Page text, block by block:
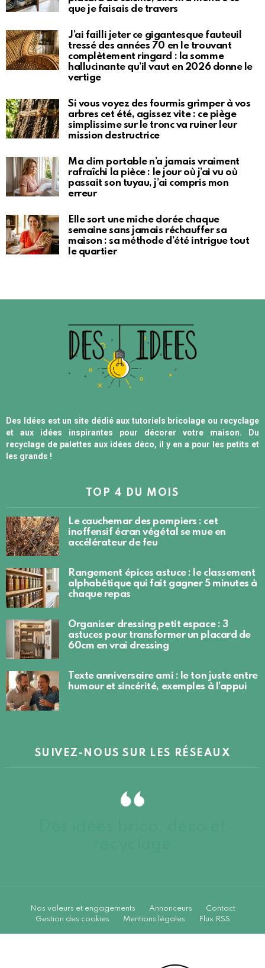
que je faisais de travers
J’ai failli jeter ce gigantesque fauteuil
tressé des années 70 en le trouvant
complètement ringard : la somme
hallucinante qu’il vaut en 2026 donne le
vertige
Si vous voyez des fourmis grimper à vos
arbres cet été, agissez vite : ce piège
simplissime sur le tronc va ruiner leur
mission destructrice
Ma clim portable n’a jamais vraiment
rafraîchi la pièce : le jour où j’ai vu où
passait son tuyau, j’ai compris mon
erreur
Elle sort une miche dorée chaque
semaine sans jamais réchauffer sa
maison : sa méthode d’été intrigue tout
le quartier
Des Idées est un site dédié aux tutoriels bricolage ou recyclage
et aux idées inspirantes pour décorer votre maison. Du
recyclage de palettes aux idées déco, il y en a pour les petits et
les grands !
TOP 4 DU MOIS
Le cauchemar des pompiers : cet
inoffensif écran végétal se mue en
accélérateur de feu
Rangement épices astuce : le classement
alphabétique qui fait gagner 5 minutes à
chaque repas
Organiser dressing petit espace : 3
astuces pour transformer un placard de
60cm en vrai dressing
Texte anniversaire ami : le ton juste entre
humour et sincérité, exemples à l’appui
SUIVEZ-NOUS SUR LES RÉSEAUX
Nos valeurs et engagements Annonceurs
Contact
Gestion des cookies
Mentions légales Flux RSS